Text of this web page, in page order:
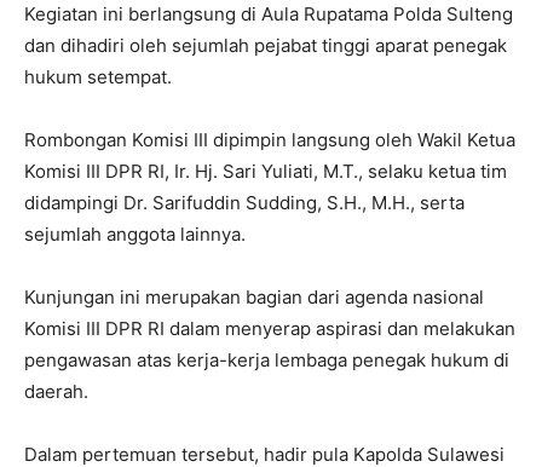
Kegiatan ini berlangsung di Aula Rupatama Polda Sulteng
dan dihadiri oleh sejumlah pejabat tinggi aparat penegak
hukum setempat.
Rombongan Komisi III dipimpin langsung oleh Wakil Ketua
Komisi III DPR RI, Ir. Hj. Sari Yuliati, M.T., selaku ketua tim
didampingi Dr. Sarifuddin Sudding, S.H., M.H., serta
sejumlah anggota lainnya.
Kunjungan ini merupakan bagian dari agenda nasional
Komisi III DPR RI dalam menyerap aspirasi dan melakukan
pengawasan atas kerja-kerja lembaga penegak hukum di
daerah.
Dalam pertemuan tersebut, hadir pula Kapolda Sulawesi